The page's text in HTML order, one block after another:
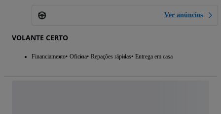
Ver anúncios
VOLANTE CERTO
Financiamento Oficina Repações rápidas Entrega em casa